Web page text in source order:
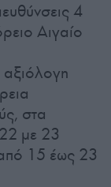
4
Αιγαίο
αξιόλογη
στα
με 23
15 έως 23